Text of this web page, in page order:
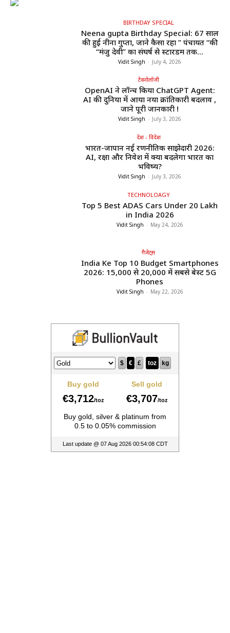
BIRTHDAY SPECIAL
Neena gupta Birthday Special: 67 साल
की हुईं नीना गुप्ता, जाने कैसा रहा ” पंचायत “की
“मंजु देवी” का संघर्ष से स्टारडम तक...
Vidit Singh - July 4, 2026
टेक्नोलॉजी
OpenAI ने लॉन्च किया ChatGPT Agent:
AI की दुनिया में आया नया क्रांतिकारी बदलाव ,
जाने पूरी जानकारी !
Vidit Singh - July 3, 2026
देश - विदेश
भारत-जापान नई रणनीतिक साझेदारी 2026:
AI, रक्षा और निवेश में क्या बदलेगा भारत का
भविष्य?
Vidit Singh - July 3, 2026
TECHNOLOAGY
Top 5 Best ADAS Cars Under ₹20 Lakh
in India 2026
Vidit Singh - May 24, 2026
गैजेट्स
India Ke Top 10 Budget Smartphones
2026: ₹15,000 से ₹20,000 में सबसे बेस्ट 5G
Phones
Vidit Singh - May 22, 2026